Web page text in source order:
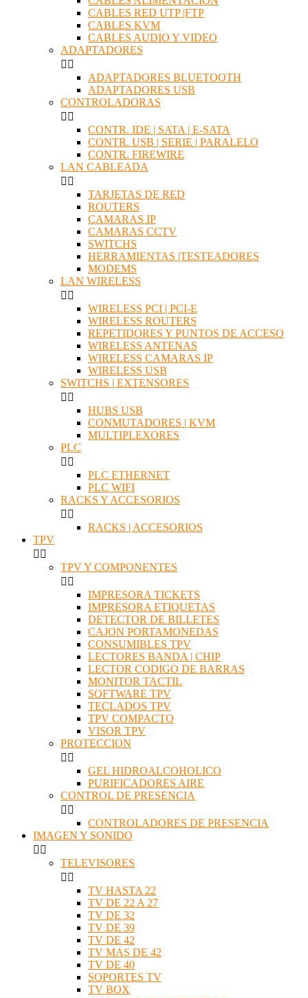
CABLES RED UTP |FTP
CABLES KVM
CABLES AUDIO Y VIDEO
ADAPTADORES
 
ADAPTADORES BLUETOOTH
ADAPTADORES USB
CONTROLADORAS
 
CONTR. IDE | SATA | E-SATA
CONTR. USB | SERIE | PARALELO
CONTR. FIREWIRE
LAN CABLEADA
 
TARJETAS DE RED
ROUTERS
CAMARAS IP
CAMARAS CCTV
SWITCHS
HERRAMIENTAS |TESTEADORES
MODEMS
LAN WIRELESS
 
WIRELESS PCI | PCI-E
WIRELESS ROUTERS
REPETIDORES Y PUNTOS DE ACCESO
WIRELESS ANTENAS
WIRELESS CAMARAS IP
WIRELESS USB
SWITCHS | EXTENSORES
 
HUBS USB
CONMUTADORES | KVM
MULTIPLEXORES
PLC
 
PLC ETHERNET
PLC WIFI
RACKS Y ACCESORIOS
 
RACKS | ACCESORIOS
TPV
 
TPV Y COMPONENTES
 
IMPRESORA TICKETS
IMPRESORA ETIQUETAS
DETECTOR DE BILLETES
CAJON PORTAMONEDAS
CONSUMIBLES TPV
LECTORES BANDA | CHIP
LECTOR CODIGO DE BARRAS
MONITOR TACTIL
SOFTWARE TPV
TECLADOS TPV
TPV COMPACTO
VISOR TPV
PROTECCION
 
GEL HIDROALCOHOLICO
PURIFICADORES AIRE
CONTROL DE PRESENCIA
 
CONTROLADORES DE PRESENCIA
IMAGEN Y SONIDO
 
TELEVISORES
 
TV HASTA 22
TV DE 22 A 27
TV DE 32
TV DE 39
TV DE 42
TV MAS DE 42
TV DE 40
SOPORTES TV
TV BOX